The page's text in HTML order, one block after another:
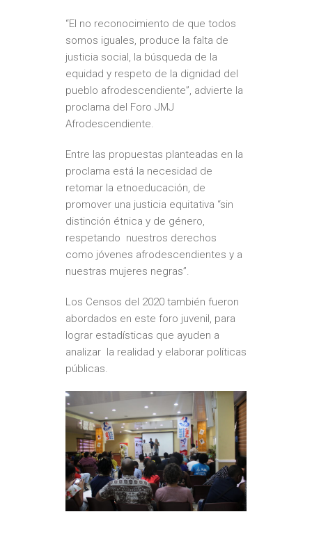
“El no reconocimiento de que todos
somos iguales, produce la falta de
justicia social, la búsqueda de la
equidad y respeto de la dignidad del
pueblo afrodescendiente”, advierte la
proclama del Foro JMJ
Afrodescendiente.
Entre las propuestas planteadas en la
proclama está la necesidad de
retomar la etnoeducación, de
promover una justicia equitativa “sin
distinción étnica y de género,
respetando nuestros derechos
como jóvenes afrodescendientes y a
nuestras mujeres negras”.
Los Censos del 2020 también fueron
abordados en este foro juvenil, para
lograr estadísticas que ayuden a
analizar la realidad y elaborar políticas
públicas.